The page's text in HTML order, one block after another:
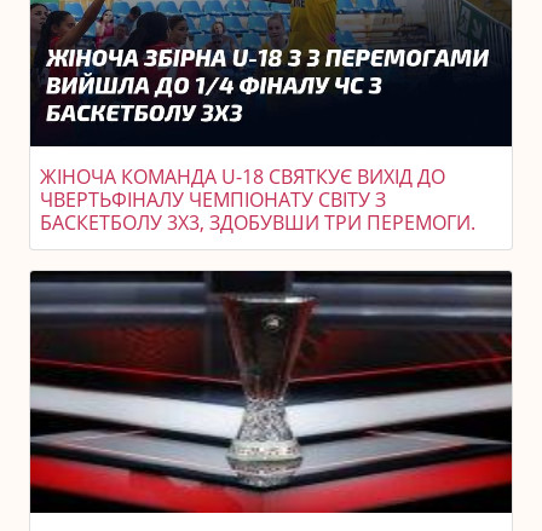
ЖІНОЧА КОМАНДА U-18 СВЯТКУЄ ВИХІД ДО
ЧВЕРТЬФІНАЛУ ЧЕМПІОНАТУ СВІТУ З
БАСКЕТБОЛУ 3X3, ЗДОБУВШИ ТРИ ПЕРЕМОГИ.